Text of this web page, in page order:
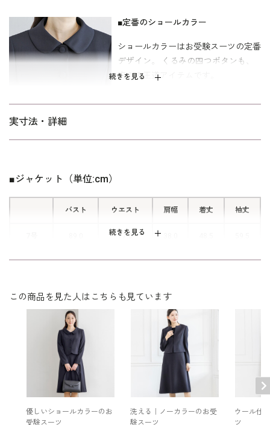
設計により、どの角度から見ても整った佇まいを実現。 装いへの
不安を感じさせず、お子様と向き合う大切な時間に集中していた
だける一着です。
表地は、しなやかで品格あるウール、裏地は肌に優しく動作時の
オールシーズン仕様です。 サイズは、キャリア世代（30代～40
代）を中心に、美しい立体感が際立つ標準パターンを採用してい
ご自身の体型が、実寸法より約8cm以内になるサイズをお選びく
続きを見る
■定番のショールカラー
ショールカラーはお受験スーツの定番
デザイン。 くるみの四つボタンも、
安心の王道アイテムです。
ワンピースの両脇にポケットがついて
実寸法・詳細
続きを見る
■ジャケット（単位:cm）
バスト ウエスト 肩幅 着丈 袖丈
77.0
9号 92.0 80.0 38.5 49.0 60.0
100.0 39.5
105.0 40.5
表地：毛 100％
裏地：キュプラ 100％
この商品を見た人はこちらも見ています
優しいショールカラーのお
受験スーツ
洗える｜ノーカラーのお受
験スーツ
ウール仕
ツ